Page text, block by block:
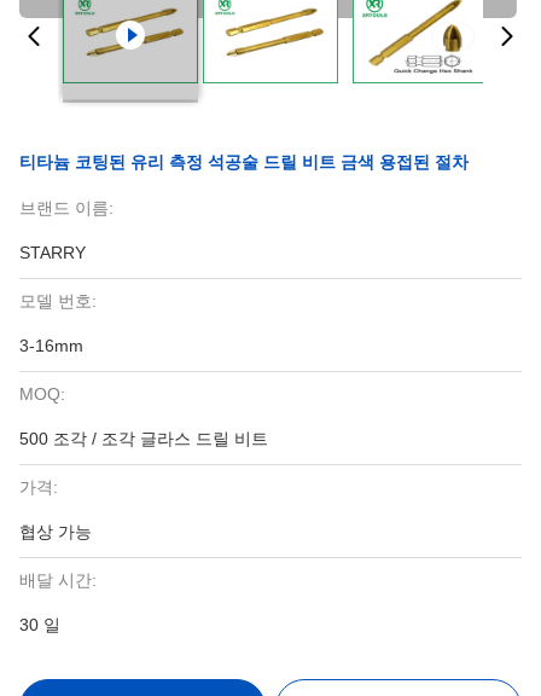
티타늄 코팅된 유리 측정 석공술 드릴 비트 금색 용접된 절차
브랜드 이름:
STARRY
모델 번호:
3-16mm
MOQ:
500 조각 / 조각 글라스 드릴 비트
가격:
협상 가능
배달 시간:
30 일